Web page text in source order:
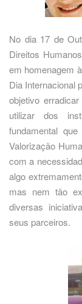
No dia 17 de
Direitos
em homenagem
Dia Internacional
objetivo
utilizar dos
fundamental
Valorização
com a
algo
mas nem tão
diversas
seus parceiros.